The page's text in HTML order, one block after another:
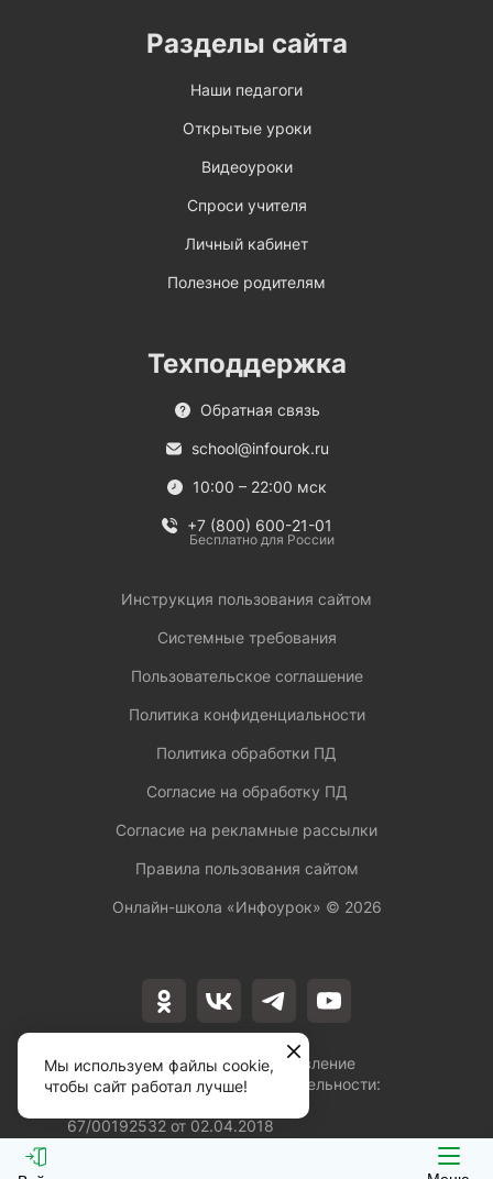
Лицензия на осуществление
образовательной деятельности:
67/00192532 от 02.04.2018
Разделы сайта
Наши педагоги
Открытые уроки
Видеоуроки
Спроси учителя
Личный кабинет
Полезное родителям
Техподдержка
Обратная связь
school@infourok.ru
10:00 – 22:00 мск
+7 (800) 600-21-01
Бесплатно для России
Инструкция пользования сайтом
Системные требования
Пользовательское соглашение
Политика конфиденциальности
Политика обработки ПД
Согласие на обработку ПД
Согласие на рекламные рассылки
Правила пользования сайтом
Онлайн-школа «Инфоурок» © 2026
Мы используем файлы cookie,
чтобы сайт работал лучше!